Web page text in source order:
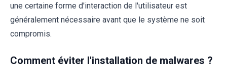
une certaine forme d'interaction de l'utilisateur est
généralement nécessaire avant que le système ne soit
compromis.
Comment éviter l'installation de malwares ?